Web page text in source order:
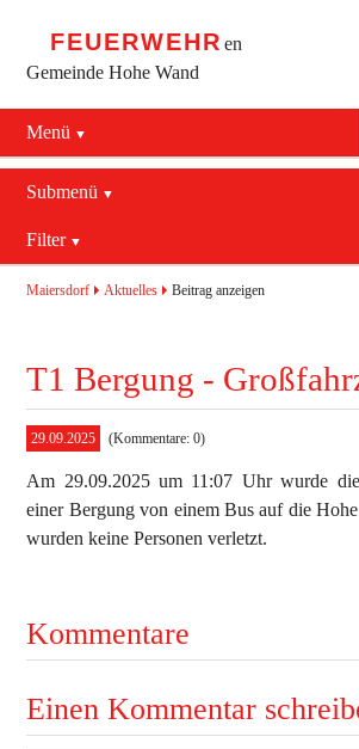
FEUERWEHR en
Gemeinde Hohe Wand
Menü
Navigation
überspringen
Netting
Submenü
überspringen
Aktuelles
Mannschaft
Ausrüstung
Blaulichtzentrum
Feuerwehrhaus (bis 2022)
Fahrzeuge
Termine
Geschichte
Kontakt
Filter
2016
2018
2019
Aktuelles
Allgemein
Bewerbe
Maiersdorf Aktuelles Beitrag anzeigen
T1 Bergung -
29.09.2025 (Kommentare: 0)
Am 29.09.2025 um 11:07 Uhr wurde
einer Bergung von einem Bus auf die
wurden keine Personen verletzt.
Kommentare
Einen Kommentar